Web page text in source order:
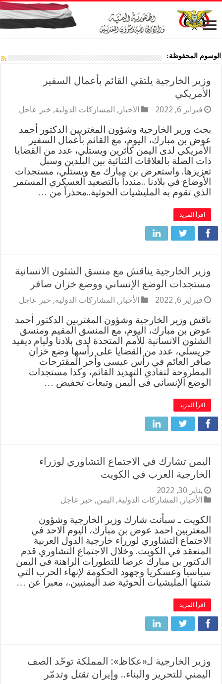
الوسوم المحفوظة:
وزير الخارجية يلتقي القائم بأعمال السفير
الأمريكي
فبراير 6, 2022 الأخبار , المشاركات الدولية, خبر عاجل
بحث وزير الخارجية وشؤون المغتربين الدكتور أحمد
عوض بن مبارك، اليوم، مع القائم بأعمال السفير
الأمريكي لدى اليمن كاثرين ويستلي، عدد من القضايا
ذات الصلة بالعلاقات الثنائية بين البلدين وسبل
تعزيزها. واستعرض بن مبارك مع ويستلي، مستجدات
الأوضاع في بلادنا ..مندداً بالتصعيد العسكري المستمر
الذي تقوم به المليشيات الحوثية..محذراً من …
اقرأ المزيد
وزير الخارجية يناقش مع منسق الشئون الانسانية
مستجدات الوضع الإنساني ووضع خزان صافر
فبراير 6, 2022 الأخبار , المشاركات الدولية, خبر عاجل
ناقش وزير الخارجية وشؤون المغتربين الدكتور أحمد
عوض بن مبارك، اليوم، مع المنسق المقيم ومنسق
الشئون الانسانية للأمم المتحدة لدى بلادنا وليام ديفيد
جريسلي، عدد من القضايا على رأسها وضع خزان
صافر العائم في رأس عيسى وأخر المقترحات
المطروحة لتفادي التهديد القائم، وكذا مستجدات
الوضع الإنساني في اليمن وتبعات تخفيض …
اقرأ المزيد
اليمن تشارك في الاجتماع التشاوري لوزراء
الخارجية العرب في الكويت
يناير 30, 2022
الأخبار , المشاركات الدولية, اليمن, خبر عاجل
الكويت ـ سبأنت شارك وزير الخارجية وشؤون
المغتربين احمد عوض بن مبارك، اليوم الاحد في
الاجتماع التشاوري لوزراء خارجية الدول العربية
المنعقد في الكويت. وخلال الاجتماع التشاوري قدم
الدكتور بن مبارك عرضا للتطورات الراهنة في اليمن
سياسيا وعسكريا وجهود الحكومة لإنهاء الحرب التي
شنتها المليشيات الحوثية ضد اليمنيين.، معبرا عن …
اقرأ المزيد
وزير الخارجية لـ«عكاظ»: المملكة توحّد الصف
اليمني للتحرير والبناء.. وإيران تقتل وتدمّر